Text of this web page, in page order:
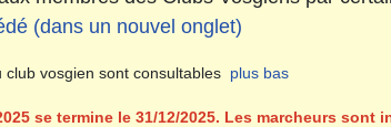
(dans un nouvel onglet)
vosgien sont consultables plus bas
se termine le 31/12/2025. Les marcheurs sont